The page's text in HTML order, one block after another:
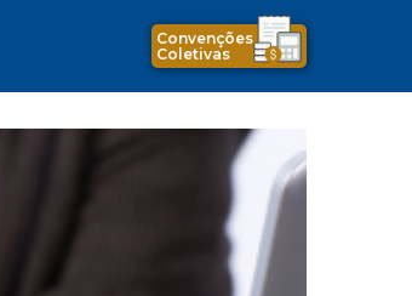
Convenções
Coletivas